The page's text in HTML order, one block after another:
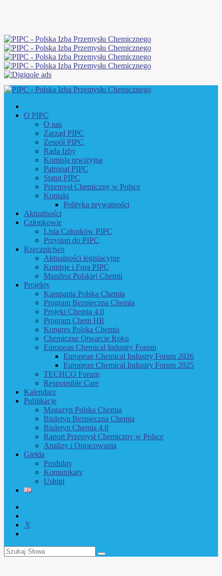
O PIPC
O nas
Zarząd PIPC
Zespół PIPC
Rada Izby
Komisja rewizyjna
Patronat PIPC
Statut PIPC
Przemysł Chemiczny w Polsce
Kontakt
Polityka prywatności
Aktualności
Członkowie
Lista Członków PIPC
Przystąp do PIPC
Rzecznictwo
Aktualności legislacyjne
Komisje i Fora PIPC
Manifest Polskiej Chemii
Projekty
Kampania Polska Chemia
Program Bezpieczna Chemia
Projekt Chemia 4.0
Program Chem HR
Kongres Polska Chemia
Chemiczne Otwarcie Roku
European Chemical Industry Forum
European Chemical Industry Forum 2026
European Chemical Industry Forum 2025
TECHCO Forum
Responsible Care
Kalendarz
Publikacje
Magazyn Polska Chemia
Biuletyn Bezpieczna Chemia
Biuletyn Chemia 4.0
Raport Przemysł Chemiczny w Polsce
Analizy i Opracowania
Giełda
Produkty
Komunikaty
Usługi